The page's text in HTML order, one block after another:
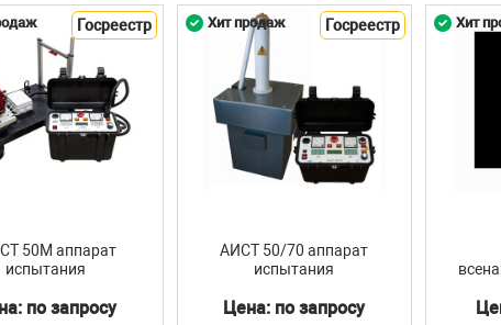
50М аппарат
испытания
по запросу
Госреестр
АИСТ 50/70 аппарат
испытания
Цена: по запросу
Хит продаж Госреестр Хит